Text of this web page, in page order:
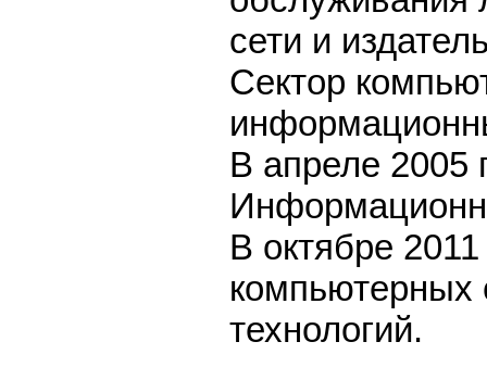
сети и
Сектор
В апреле 2005
В октябре
технологий.